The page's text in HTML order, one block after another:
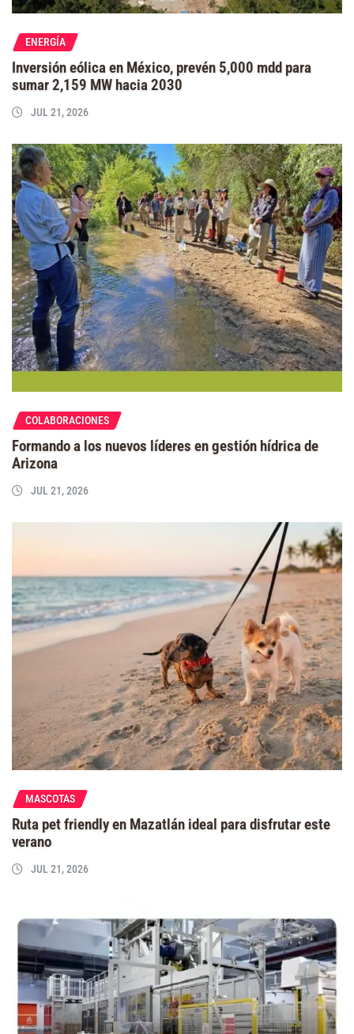
ENERGÍA
Inversión eólica en México, prevén 5,000 mdd para
sumar 2,159 MW hacia 2030
JUL 21, 2026
COLABORACIONES
Formando a los nuevos líderes en gestión hídrica de
Arizona
JUL 21, 2026
MASCOTAS
Ruta pet friendly en Mazatlán ideal para disfrutar este
verano
JUL 21, 2026